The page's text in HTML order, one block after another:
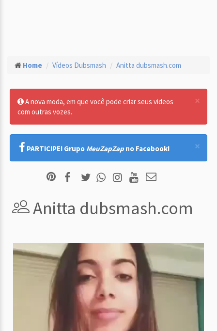
Home Vídeos Dubsmash Anitta dubsmash.com
×
A nova moda, em que você pode criar seus videos
com outras vozes.
×
PARTICIPE! Grupo MeuZapZap no Facebook!
Anitta dubsmash.com